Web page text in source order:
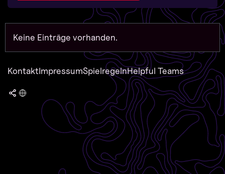
Keine Einträge vorhanden.
KontaktImpressumSpielregelnHelpful Teams